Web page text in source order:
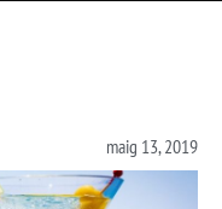
maig 13, 2019